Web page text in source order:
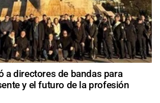
a directores de bandas para
y el futuro de la profesión